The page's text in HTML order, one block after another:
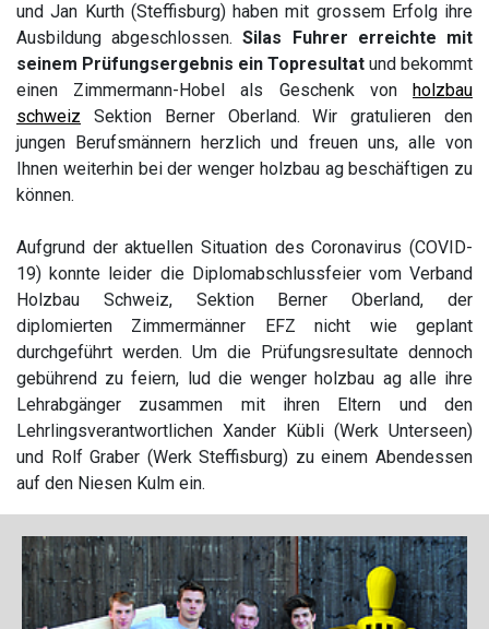
und Jan Kurth (Steffisburg) haben mit grossem Erfolg ihre
Ausbildung abgeschlossen.Silas Fuhrer erreichte mit
seinem Prüfungsergebnis ein Topresultat und bekommt
einen Zimmermann-Hobel als Geschenk von holzbau
schweiz Sektion Berner Oberland. Wir gratulieren den
jungen Berufsmännern herzlich und freuen uns, alle von
Ihnen weiterhin bei der wenger holzbau ag beschäftigen zu
können.
Aufgrund der aktuellen Situation des Coronavirus (COVID-
19) konnte leider die Diplomabschlussfeier vom Verband
Holzbau Schweiz, Sektion Berner Oberland, der
diplomierten Zimmermänner EFZ nicht wie geplant
durchgeführt werden. Um die Prüfungsresultate dennoch
gebührend zu feiern, lud die wenger holzbau ag alle ihre
Lehrabgänger zusammen mit ihren Eltern und den
Lehrlingsverantwortlichen Xander Kübli (Werk Unterseen)
und Rolf Graber (Werk Steffisburg) zu einem Abendessen
auf den Niesen Kulm ein.